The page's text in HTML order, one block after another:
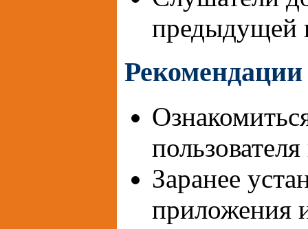
предыдущей
Заранее
приложения